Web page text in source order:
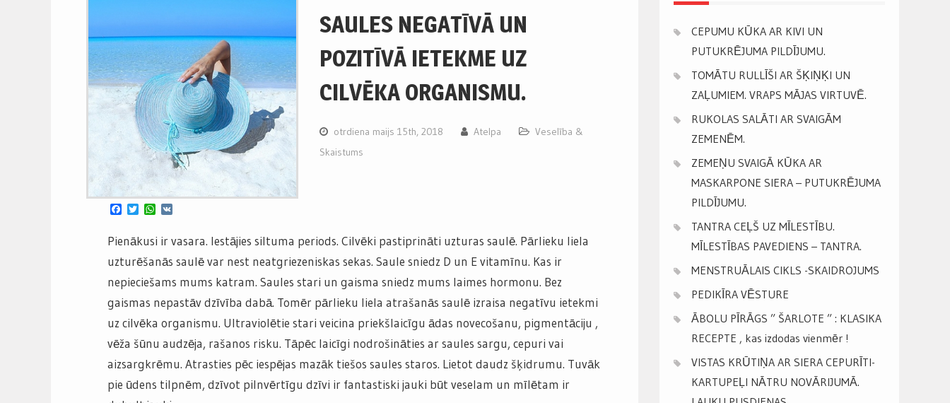
SAULES NEGATĪVĀ UN
POZITĪVĀ IETEKME UZ
CILVĒKA ORGANISMU.
otrdiena maijs 15th, 2018 Atelpa
Veselība &
Skaistums
Facebook
TwitterWhatsApp
Pienākusi ir vasara. Iestājies siltuma periods. Cilvēki pastiprināti uzturas saulē. Pārlieku liela
uzturēšanās saulē var nest neatgriezeniskas sekas. Saule sniedz D un E vitamīnu. Kas ir
nepieciešams mums katram. Saules stari un gaisma sniedz mums laimes hormonu. Bez
gaismas nepastāv dzīvība dabā. Tomēr pārlieku liela atrašanās saulē izraisa negatīvu ietekmi
uz cilvēka organismu. Ultraviolētie stari veicina priekšlaicīgu ādas novecošanu, pigmentāciju ,
vēža šūnu audzēja, rašanos risku. Tāpēc laicīgi nodrošināties ar saules sargu, cepuri vai
aizsargkrēmu. Atrasties pēc iespējas mazāk tiešos saules staros. Lietot daudz šķidrumu. Tuvāk
pie ūdens tilpnēm, dzīvot pilnvērtīgu dzīvi ir fantastiski jauki būt veselam un mīlētam ir
CEPUMU KŪKA AR KIVI UN
PUTUKRĒJUMA PILDĪJUMU.
TOMĀTU RULLĪŠI AR ŠĶIŅĶI UN
ZAĻUMIEM. VRAPS MĀJAS VIRTUVĒ.
RUKOLAS SALĀTI AR SVAIGĀM
ZEMENĒM.
ZEMEŅU SVAIGĀ KŪKA AR
MASKARPONE SIERA – PUTUKRĒJUMA
PILDĪJUMU.
TANTRA CEĻŠ UZ MĪLESTĪBU.
MĪLESTĪBAS PAVEDIENS – TANTRA.
MENSTRUĀLAIS CIKLS -SKAIDROJUMS
PEDIKĪRA VĒSTURE
ĀBOLU PĪRĀGS ” ŠARLOTE ” : KLASIKA
RECEPTE , kas izdodas vienmēr !
VISTAS KRŪTIŅA AR SIERA CEPURĪTI-
KARTUPEĻI NĀTRU NOVĀRIJUMĀ.